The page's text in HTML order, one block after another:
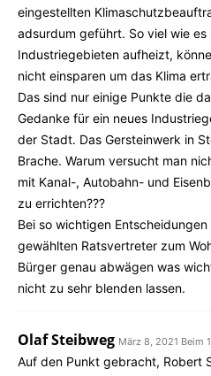
eingestellten
adsurdum geführt. So viel wie
Industriegebieten aufheizt,
nicht einsparen um das Klima
Das sind nur einige Punkte die
Gedanke für ein neues
der Stadt. Das Gersteinwerk in
Brache. Warum versucht man
mit Kanal-, Autobahn- und
zu errichten???
Bei so wichtigen
gewählten Ratsvertreter zum
Bürger genau abwägen was
nicht zu sehr blenden lassen.
Olaf Steibweg März 8, 2021 Beim
Auf den Punkt gebracht, Robert